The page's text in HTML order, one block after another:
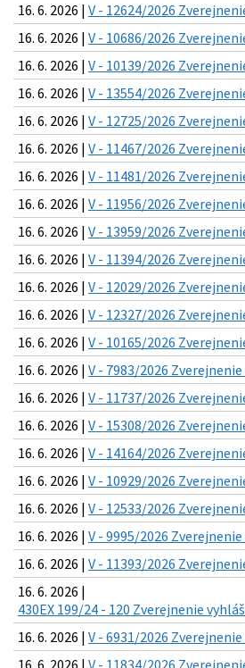
16. 6. 2026 | V - 12624/2026
16. 6. 2026 | V - 10686/2026
16. 6. 2026 | V - 10139/2026
16. 6. 2026 | V - 13554/2026
16. 6. 2026 | V - 12725/2026
16. 6. 2026 | V - 11467/2026
16. 6. 2026 | V - 11481/2026
16. 6. 2026 | V - 11956/2026
16. 6. 2026 | V - 13959/2026
16. 6. 2026 | V - 11394/2026
16. 6. 2026 | V - 12029/2026
16. 6. 2026 | V - 12327/2026
16. 6. 2026 | V - 10165/2026
16. 6. 2026 | V - 7983/2026
16. 6. 2026 | V - 11737/2026
16. 6. 2026 | V - 15308/2026
16. 6. 2026 | V - 14164/2026
16. 6. 2026 | V - 10929/2026
16. 6. 2026 | V - 12533/2026
16. 6. 2026 | V - 9995/2026
16. 6. 2026 | V - 11393/2026
16. 6. 2026 |
430EX 199/24 - 120 Zverejnenie
16. 6. 2026 | V - 6931/2026